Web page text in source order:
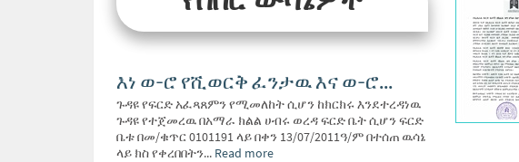
እነ ወ-ሮ የሺወርቅ ፈንታዉ እና ወ-ሮ...
ጉዳዩ የፍርድ አፈጻጸምን የሚመለከት ሲሆን ከክርክሩ እንደተረዳነዉ
ጉዳዩ የተጀመረዉ በአማራ ክልል ሀብሩ ወረዳ ፍርድ ቤት ሲሆን ፍርድ
ቤቱ በመ/ቁጥር 0101191 ላይ በቀን 13/07/2011ዓ/ም በተሰጠ ዉሳኔ
ላይ ክስ የቀረበበትን... Read more